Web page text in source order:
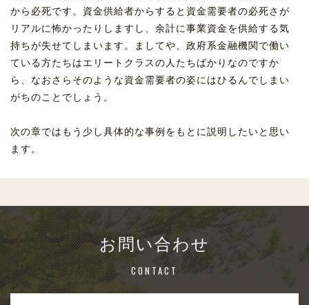
から必死です。資金供給者からすると資金需要者の必死さが
リアルに怖かったりしますし、余計に事業資金を供給する気
持ちが失せてしまいます。ましてや、政府系金融機関で働い
ている方たちはエリートクラスの人たちばかりなのですか
ら、なおさらそのような資金需要者の姿にはひるんでしまい
がちのことでしょう。
次の章ではもう少し具体的な事例をもとに説明したいと思い
ます。
お問い合わせ
CONTACT